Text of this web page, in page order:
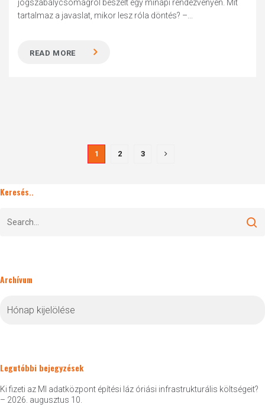
jogszabálycsomagról beszélt egy minapi rendezvényen. Mit
tartalmaz a javaslat, mikor lesz róla döntés? –...
READ MORE
1 2 3
Keresés..
Archívum
Legutóbbi bejegyzések
Ki fizeti az MI adatközpont építési láz óriási infrastrukturális költségeit?
– 2026. augusztus 10.